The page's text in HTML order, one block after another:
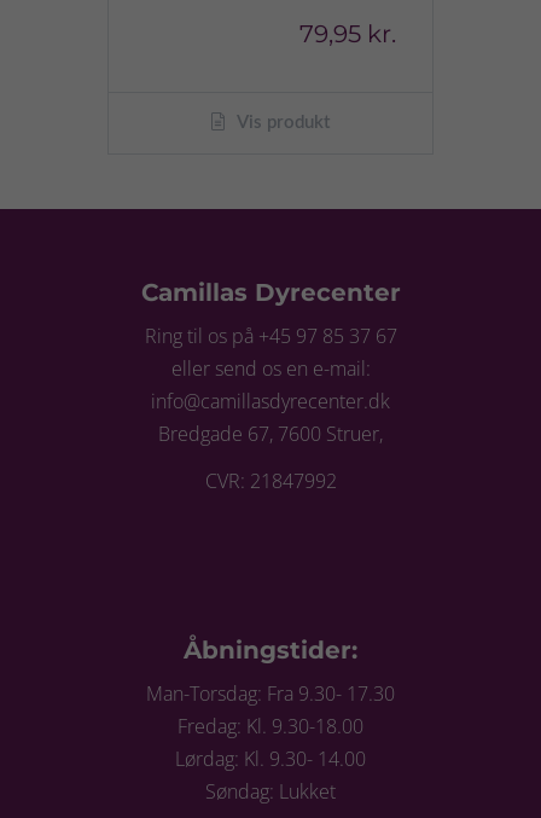
79,95 kr.
Vis produkt
Camillas Dyrecenter
Ring til os på +45 97 85 37 67
eller send os en e-mail:
info@camillasdyrecenter.dk
Bredgade 67, 7600 Struer,
CVR: 21847992
Åbningstider:
Man-Torsdag: Fra 9.30- 17.30
Fredag: Kl. 9.30-18.00
Lørdag: Kl. 9.30- 14.00
Søndag: Lukket